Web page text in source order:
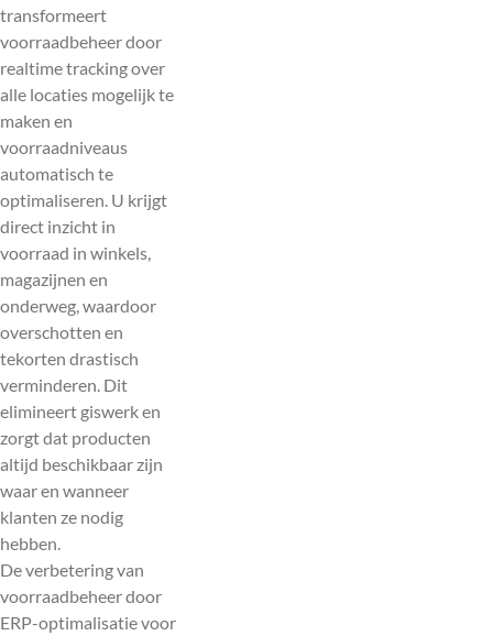
transformeert
voorraadbeheer door
realtime tracking over
alle locaties mogelijk te
maken en
voorraadniveaus
automatisch te
optimaliseren. U krijgt
direct inzicht in
voorraad in winkels,
magazijnen en
onderweg, waardoor
overschotten en
tekorten drastisch
verminderen. Dit
elimineert giswerk en
zorgt dat producten
altijd beschikbaar zijn
waar en wanneer
klanten ze nodig
hebben.
De verbetering van
voorraadbeheer door
ERP-optimalisatie voor